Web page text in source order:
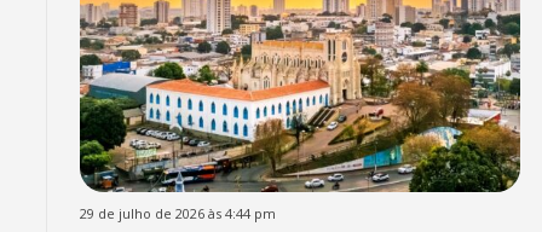
29 de julho de 2026 às 4:44 pm